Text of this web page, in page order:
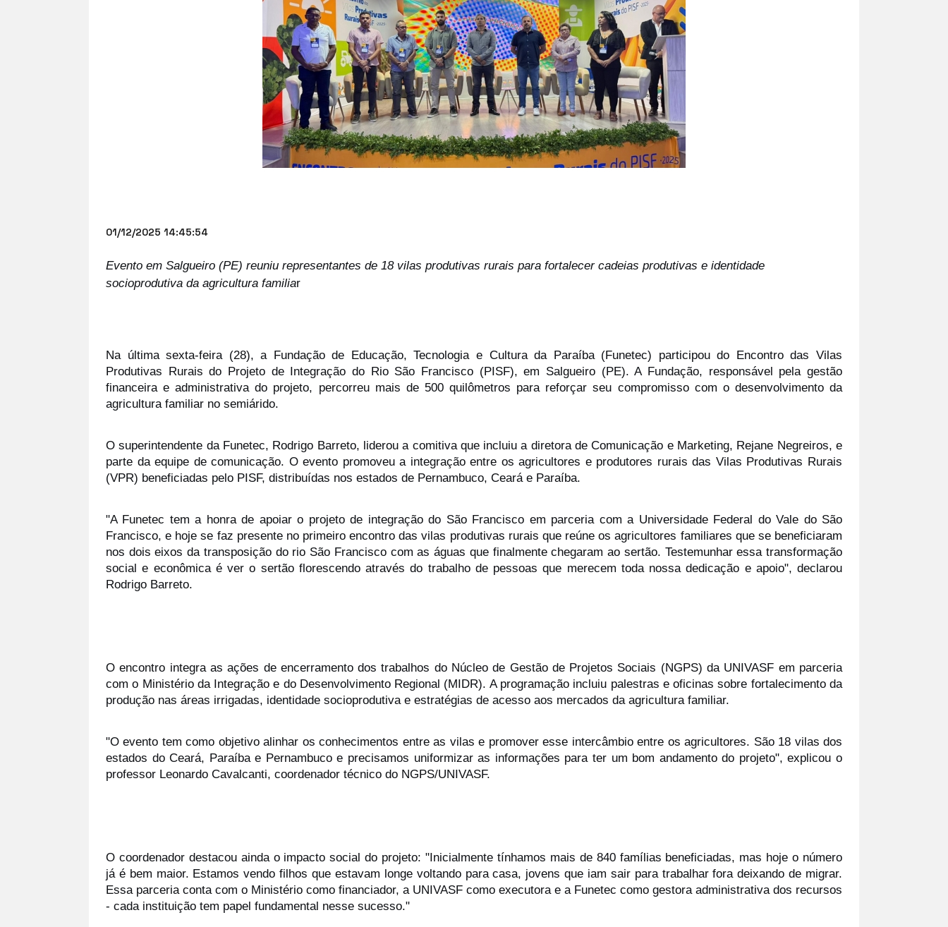
01/12/2025 14:45:54
Evento em Salgueiro (PE) reuniu representantes de 18 vilas produtivas rurais para fortalecer cadeias produtivas e identidade
socioprodutiva da agricultura familiar
Na última sexta-feira (28), a Fundação de Educação, Tecnologia e Cultura da Paraíba (Funetec) participou do Encontro das Vilas
Produtivas Rurais do Projeto de Integração do Rio São Francisco (PISF), em Salgueiro (PE). A Fundação, responsável pela gestão
financeira e administrativa do projeto, percorreu mais de 500 quilômetros para reforçar seu compromisso com o desenvolvimento da
agricultura familiar no semiárido.
O superintendente da Funetec, Rodrigo Barreto, liderou a comitiva que incluiu a diretora de Comunicação e Marketing, Rejane Negreiros, e
parte da equipe de comunicação. O evento promoveu a integração entre os agricultores e produtores rurais das Vilas Produtivas Rurais
(VPR) beneficiadas pelo PISF, distribuídas nos estados de Pernambuco, Ceará e Paraíba.
"A Funetec tem a honra de apoiar o projeto de integração do São Francisco em parceria com a Universidade Federal do Vale do São
Francisco, e hoje se faz presente no primeiro encontro das vilas produtivas rurais que reúne os agricultores familiares que se beneficiaram
nos dois eixos da transposição do rio São Francisco com as águas que finalmente chegaram ao sertão. Testemunhar essa transformação
social e econômica é ver o sertão florescendo através do trabalho de pessoas que merecem toda nossa dedicação e apoio", declarou
Rodrigo Barreto.
O encontro integra as ações de encerramento dos trabalhos do Núcleo de Gestão de Projetos Sociais (NGPS) da UNIVASF em parceria
com o Ministério da Integração e do Desenvolvimento Regional (MIDR). A programação incluiu palestras e oficinas sobre fortalecimento da
produção nas áreas irrigadas, identidade socioprodutiva e estratégias de acesso aos mercados da agricultura familiar.
"O evento tem como objetivo alinhar os conhecimentos entre as vilas e promover esse intercâmbio entre os agricultores. São 18 vilas dos
estados do Ceará, Paraíba e Pernambuco e precisamos uniformizar as informações para ter um bom andamento do projeto", explicou o
professor Leonardo Cavalcanti, coordenador técnico do NGPS/UNIVASF.
O coordenador destacou ainda o impacto social do projeto: "Inicialmente tínhamos mais de 840 famílias beneficiadas, mas hoje o número
já é bem maior. Estamos vendo filhos que estavam longe voltando para casa, jovens que iam sair para trabalhar fora deixando de migrar.
Essa parceria conta com o Ministério como financiador, a UNIVASF como executora e a Funetec como gestora administrativa dos recursos
- cada instituição tem papel fundamental nesse sucesso."